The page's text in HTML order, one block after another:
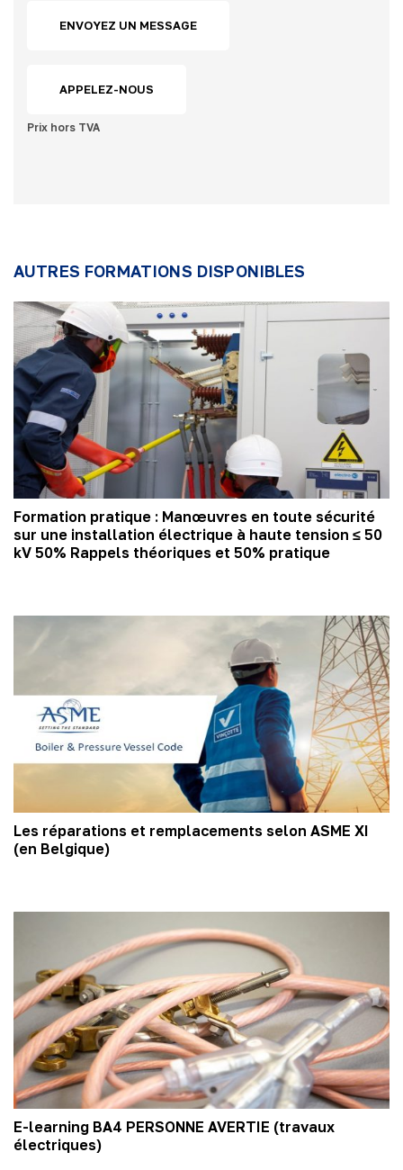
ENVOYEZ UN MESSAGE
APPELEZ-NOUS
Prix hors TVA
AUTRES FORMATIONS DISPONIBLES
Formation pratique : Manœuvres en toute sécurité
sur une installation électrique à haute tension ≤ 50
kV 50% Rappels théoriques et 50% pratique
Les réparations et remplacements selon ASME XI
(en Belgique)
E-learning BA4 PERSONNE AVERTIE (travaux
électriques)